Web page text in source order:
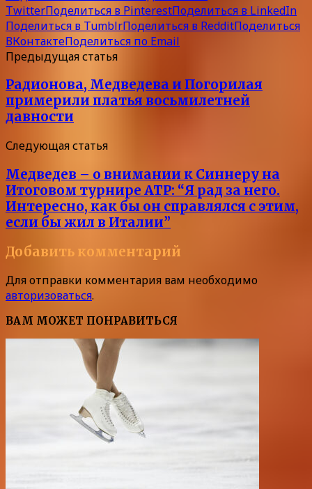
TwitterПоделиться в PinterestПоделиться в LinkedIn
Поделиться в TumblrПоделиться в RedditПоделиться
ВКонтактеПоделиться по Email
Предыдущая статья
Радионова, Медведева и Погорилая
примерили платья восьмилетней
давности
Следующая статья
Медведев – о внимании к Синнеру на
Итоговом турнире АТР: “Я рад за него.
Интересно, как бы он справлялся с этим,
если бы жил в Италии”
Добавить комментарий
Для отправки комментария вам необходимо
авторизоваться.
ВАМ МОЖЕТ ПОНРАВИТЬСЯ